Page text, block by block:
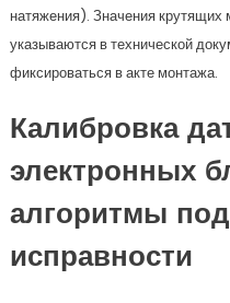
натяжения). Значения крутящих
указываются в технической
фиксироваться в акте монтажа.
Калибровка
электронных
алгоритмы
исправности